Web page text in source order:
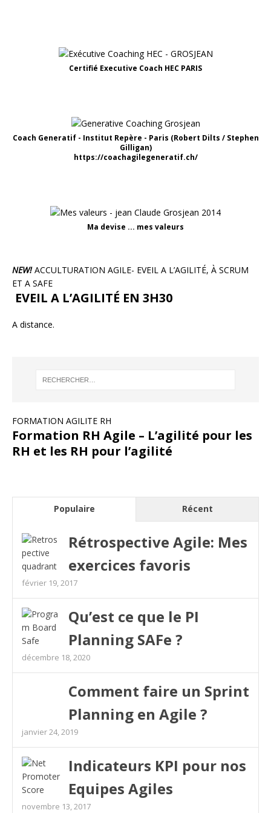
Certifié Executive Coach HEC PARIS
Coach Generatif - Institut Repère - Paris (Robert Dilts / Stephen
Gilligan)
https://coachagilegeneratif.ch/
Ma devise ... mes valeurs
NEW!ACCULTURATION AGILE- EVEIL A L’AGILITÉ, À SCRUM
ET A SAFE
EVEIL A L’AGILITÉ EN 3H30
A distance.
FORMATION AGILITE RH
Formation RH Agile – L’agilité pour les
RH et les RH pour l’agilité
Populaire Récent
Rétrospective Agile: Mes
exercices favoris
février 19, 2017
Qu’est ce que le PI
Planning SAFe ?
décembre 18, 2020
Comment faire un Sprint
Planning en Agile ?
janvier 24, 2019
Indicateurs KPI pour nos
Equipes Agiles
novembre 13, 2017